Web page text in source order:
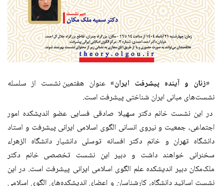
«زنان و آینده پیشرفت ایران»عنوان هفتمین نشست از سلسله
نشست‌های مبانی ایران شناختی پیشرفت است.
در این نشست خانم دکتر سهیلا صادقی فسایی عضو اندیشکده امور
اجتماعی، جمعیت و نیروی انسانی الگوی اسلامی ایرانی پیشرفت و استاد
دانشگاه تهران و خانم دکتر افسانه توسلی دانشیار دانشگاه الزهراء
سخنرانی خواهند داشت و دبیر این نشست تخصصی خانم دکتر
ملک‌مکان دبیر اندیشکده علم الگوی اسلامی ایرانی پیشرفت است. در این